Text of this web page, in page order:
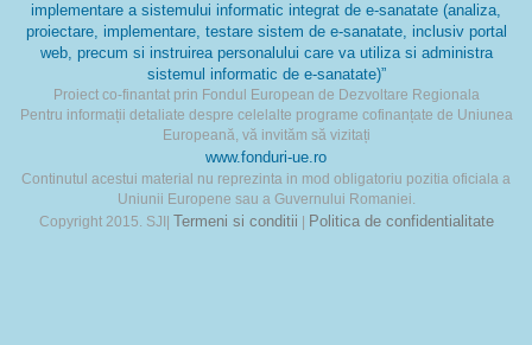
implementare a sistemului informatic integrat de e-sanatate (analiza,
proiectare, implementare, testare sistem de e-sanatate, inclusiv portal
web, precum si instruirea personalului care va utiliza si administra
sistemul informatic de e-sanatate)”
Proiect co-finantat prin Fondul European de Dezvoltare Regionala
Pentru informații detaliate despre celelalte programe cofinanțate de Uniunea
Europeană, vă invităm să vizitați
www.fonduri-ue.ro
Continutul acestui material nu reprezinta in mod obligatoriu pozitia oficiala a
Uniunii Europene sau a Guvernului Romaniei.
Copyright 2015. SJI| Termeni si conditii Politica de confidentialitate